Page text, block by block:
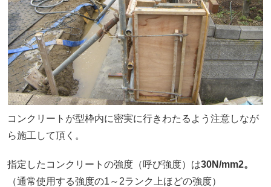
コンクリートが型枠内に密実に行きわたるよう注意しなが
ら施工して頂く。
指定したコンクリートの強度（呼び強度）は30N/mm2。
（通常使用する強度の1～2ランク上ほどの強度）